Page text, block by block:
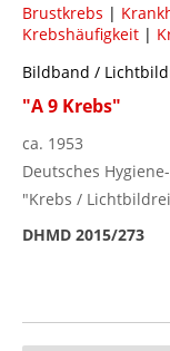
Brustkrebs |
Krebshäufigkeit |
Bildband /
"A 9 Krebs"
ca. 1953
Deutsches
"Krebs /
DHMD 2015/273